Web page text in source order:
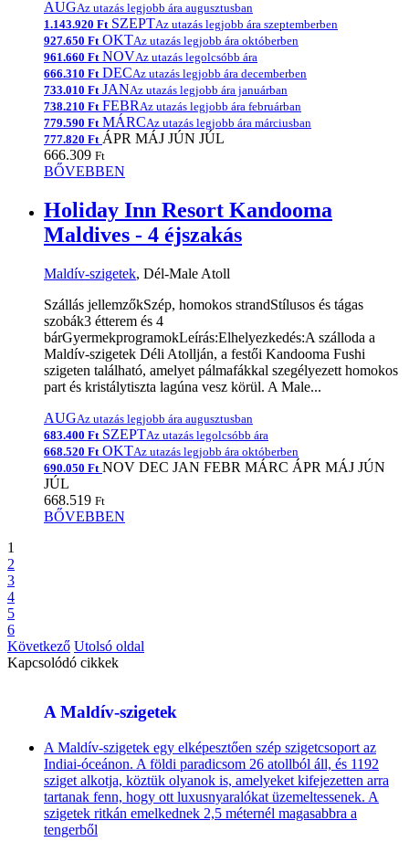
AUGAz utazás legjobb ára augusztusban
1.143.920 Ft SZEPTAz utazás legjobb ára szeptemberben
927.650 Ft OKTAz utazás legjobb ára októberben
961.660 Ft NOVAz utazás legolcsóbb ára
666.310 Ft DECAz utazás legjobb ára decemberben
733.010 Ft JANAz utazás legjobb ára januárban
738.210 Ft FEBR Az utazás legjobb ára februárban
779.590 Ft MÁRCAz utazás legjobb ára márciusban
777.820 Ft ÁPR MÁJ JÚN JÚL
666.309 Ft
BŐVEBBEN
Holiday Inn Resort Kandooma
Maldives - 4 éjszakás
Maldív-szigetek, Dél-Male Atoll
Szállás jellemzőkSzép, homokos strandStílusos és tágas
szobák3 étterem és 4
bárGyermekprogramokLeírás:Elhelyezkedés:A szálloda a
Maldív-szigetek Déli Atollján, a festői Kandooma Fushi
szigeten található, amelyet pálmafákkal szegélyezett homokos
part és kristálytiszta lagúna vesz körül. A Male...
AUGAz utazás legjobb ára augusztusban
683.400 Ft SZEPTAz utazás legolcsóbb ára
668.520 Ft OKTAz utazás legjobb ára októberben
690.050 Ft NOV DEC JAN FEBR MÁRC ÁPR MÁJ JÚN
JÚL
668.519 Ft
BŐVEBBEN
1
2
3
4
5
6
Következő Utolsó oldal
Kapcsolódó cikkek
A Maldív-szigetek
A Maldív-szigetek egy elképesztően szép szigetcsoport az
Indiai-óceánon. A földi paradicsom 26 atollból áll, és 1192
sziget alkotja, köztük olyanok is, amelyeket kifejezetten arra
tartanak fenn, hogy ott luxusnyaralókat üzemeltessenek. A
szigetek ritkán emelkednek 2,5 méternél magasabbra a
tengerből